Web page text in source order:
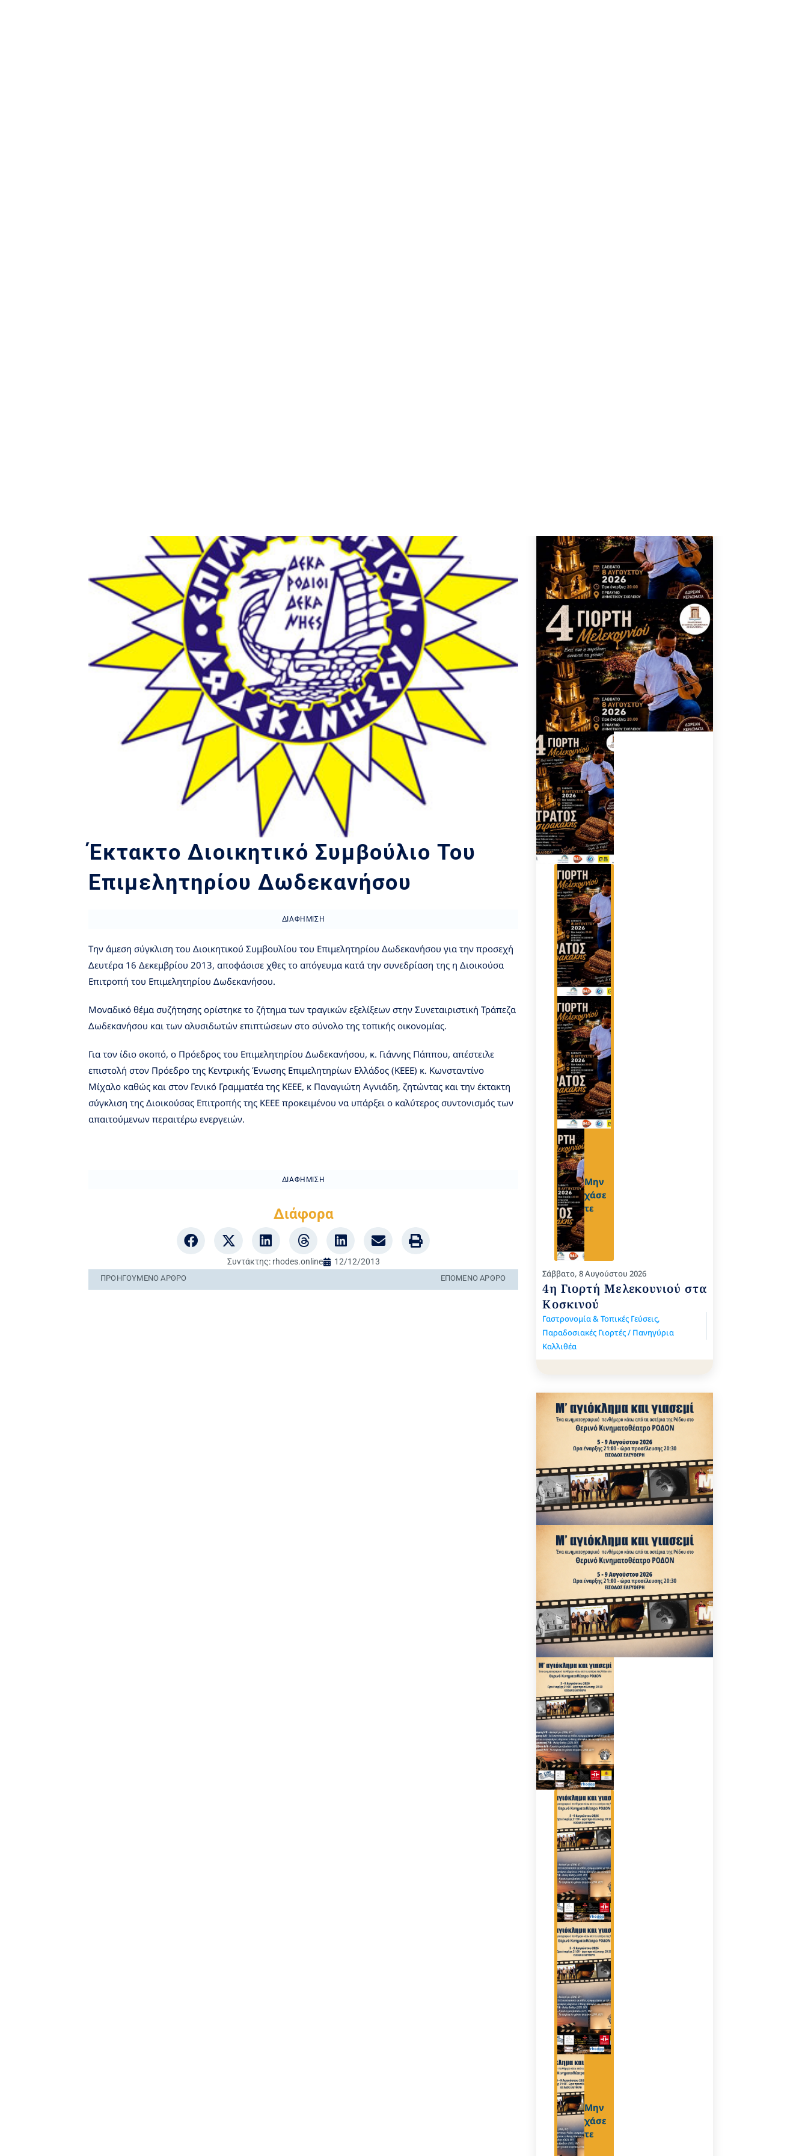
Έκτακτο Διοικητικό Συμβούλιο Του
Επιμελητηρίου Δωδεκανήσου
ΔΙΑΦΉΜΙΣΗ
Την άμεση σύγκλιση του Διοικητικού Συμβουλίου του Επιμελητηρίου Δωδεκανήσου για την προσεχή
Δευτέρα 16 Δεκεμβρίου 2013, αποφάσισε χθες το απόγευμα κατά την συνεδρίαση της η Διοικούσα
Επιτροπή του Επιμελητηρίου Δωδεκανήσου.
Μοναδικό θέμα συζήτησης ορίστηκε το ζήτημα των τραγικών εξελίξεων στην Συνεταιριστική Τράπεζα
Δωδεκανήσου και των αλυσιδωτών επιπτώσεων στο σύνολο της τοπικής οικονομίας.
Για τον ίδιο σκοπό, ο Πρόεδρος του Επιμελητηρίου Δωδεκανήσου, κ. Γιάννης Πάππου, απέστειλε
επιστολή στον Πρόεδρο της Κεντρικής Ένωσης Επιμελητηρίων Ελλάδος (ΚΕΕΕ) κ. Κωνσταντίνο
Μίχαλο καθώς και στον Γενικό Γραμματέα της ΚΕΕΕ, κ Παναγιώτη Αγνιάδη, ζητώντας και την έκτακτη
σύγκλιση της Διοικούσας Επιτροπής της ΚΕΕΕ προκειμένου να υπάρξει ο καλύτερος συντονισμός των
απαιτούμενων περαιτέρω ενεργειών.
ΔΙΑΦΉΜΙΣΗ
Διάφορα
Συντάκτης:rhodes.online 12/12/2013
ΠΡΟΗΓΟΎΜΕΝO ΆΡΘΡΟ ΕΠΌΜΕΝΟ ΆΡΘΡΟ
Μην
χάσε
τε
Σάββατο, 8 Αυγούστου 2026
4η Γιορτή Μελεκουνιού στα
Κοσκινού
Γαστρονομία & Τοπικές Γεύσεις,
Παραδοσιακές Γιορτές / Πανηγύρια
Καλλιθέα
Μην
χάσε
τε